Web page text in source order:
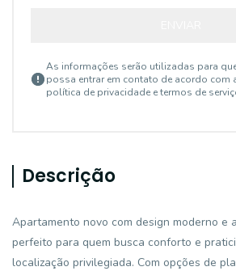
As informações serão utilizadas para
possa entrar em contato de acordo com
política de privacidade e termos de
Descrição
Apartamento novo com design moderno e
perfeito para quem busca conforto e
localização privilegiada. Com opções de